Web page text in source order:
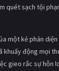
quét sạch tội
một kẻ phản
khuấy động mọi
gieo rắc sự hỗn